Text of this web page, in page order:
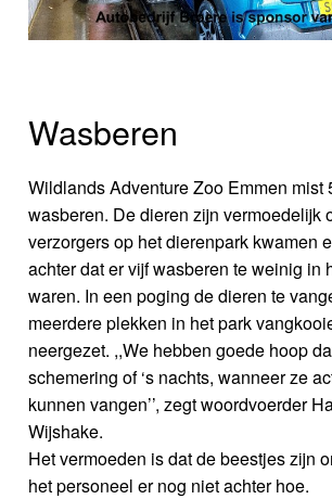
Wasberen
Wildlands Adventure Zoo Emmen mist
wasberen. De dieren zijn vermoedelijk
verzorgers op het dierenpark kwamen
achter dat er vijf wasberen te weinig in
waren. In een poging de dieren te
meerdere plekken in het park
neergezet. ,,We hebben goede hoop
schemering of ‘s nachts, wanneer ze
kunnen vangen’’, zegt woordvoerder
Wijshake.
Het vermoeden is dat de beestjes zijn
het personeel er nog niet achter hoe.